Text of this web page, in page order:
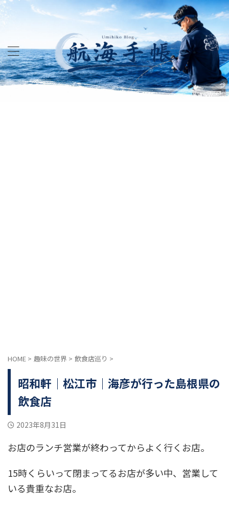
HOME > 趣味の世界 > 飲食店巡り >
昭和軒｜松江市｜海彦が行った島根県の
飲食店
2023年8月31日
お店のランチ営業が終わってからよく行くお店。
15時くらいって閉まってるお店が多い中、営業して
いる貴重なお店。